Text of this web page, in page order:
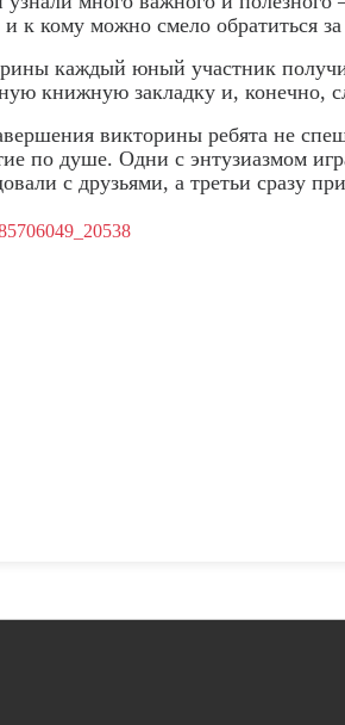
и к кому можно смело обратиться
каждый юный участник
книжную закладку и, конечно,
викторины ребята не
по душе. Одни с энтузиазмом
с друзьями, а третьи сразу